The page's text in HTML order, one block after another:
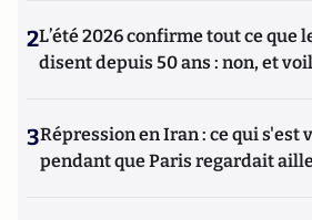
2L’été 2026 confirme tout ce que
disent depuis 50 ans : non, et
3Répression en Iran : ce qui s'est
pendant que Paris regardait